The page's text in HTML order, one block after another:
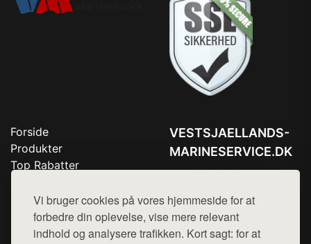
Vi bruger cookies på vores hjemmeside for at
forbedre din oplevelse, vise mere relevant
indhold og analysere trafikken. Kort sagt: for at
Forside
Produkter
Top Rabatter
Kontakt
VESTSJAELLANDS-
MARINESERVICE.DK
Mail:hej@want.dk
Cookie- og privatlivspolitik